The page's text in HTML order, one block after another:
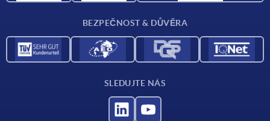
BEZPEČNOST & DŮVĚRA
SLEDUJTE NÁS